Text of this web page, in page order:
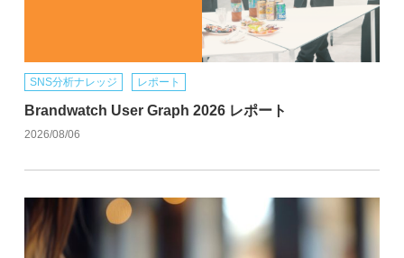
SNS分析ナレッジ レポート
Brandwatch User Graph 2026 レポート
2026/08/06